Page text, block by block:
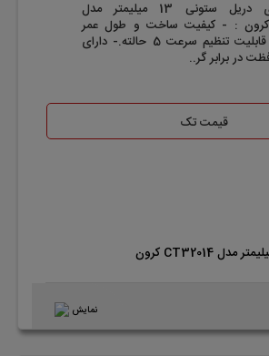
ویژگی های دریل ستونی 13 میلیمتر مدل
CT32014 کرون : - کیفیت ساخت و طول عمر
بالا.- دارای قابلیت تنظیم سرعت 5 حالته.- دارای
در برابر گر..
قیمت تک
نمایش